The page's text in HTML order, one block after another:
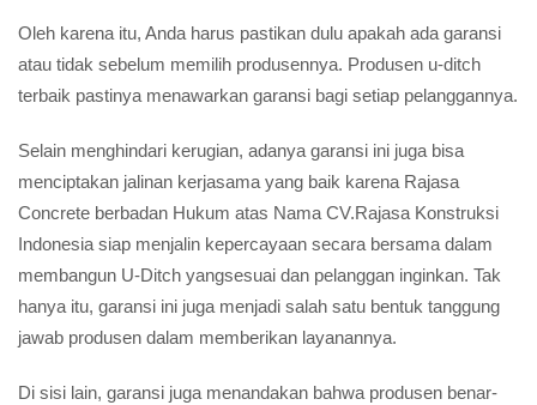
Oleh karena itu, Anda harus pastikan dulu apakah ada garansi
atau tidak sebelum memilih produsennya. Produsen u-ditch
terbaik pastinya menawarkan garansi bagi setiap pelanggannya.
Selain menghindari kerugian, adanya garansi ini juga bisa
menciptakan jalinan kerjasama yang baik karena Rajasa
Concrete berbadan Hukum atas Nama CV.Rajasa Konstruksi
Indonesia siap menjalin kepercayaan secara bersama dalam
membangun U-Ditch yangsesuai dan pelanggan inginkan. Tak
hanya itu, garansi ini juga menjadi salah satu bentuk tanggung
jawab produsen dalam memberikan layanannya.
Di sisi lain, garansi juga menandakan bahwa produsen benar-